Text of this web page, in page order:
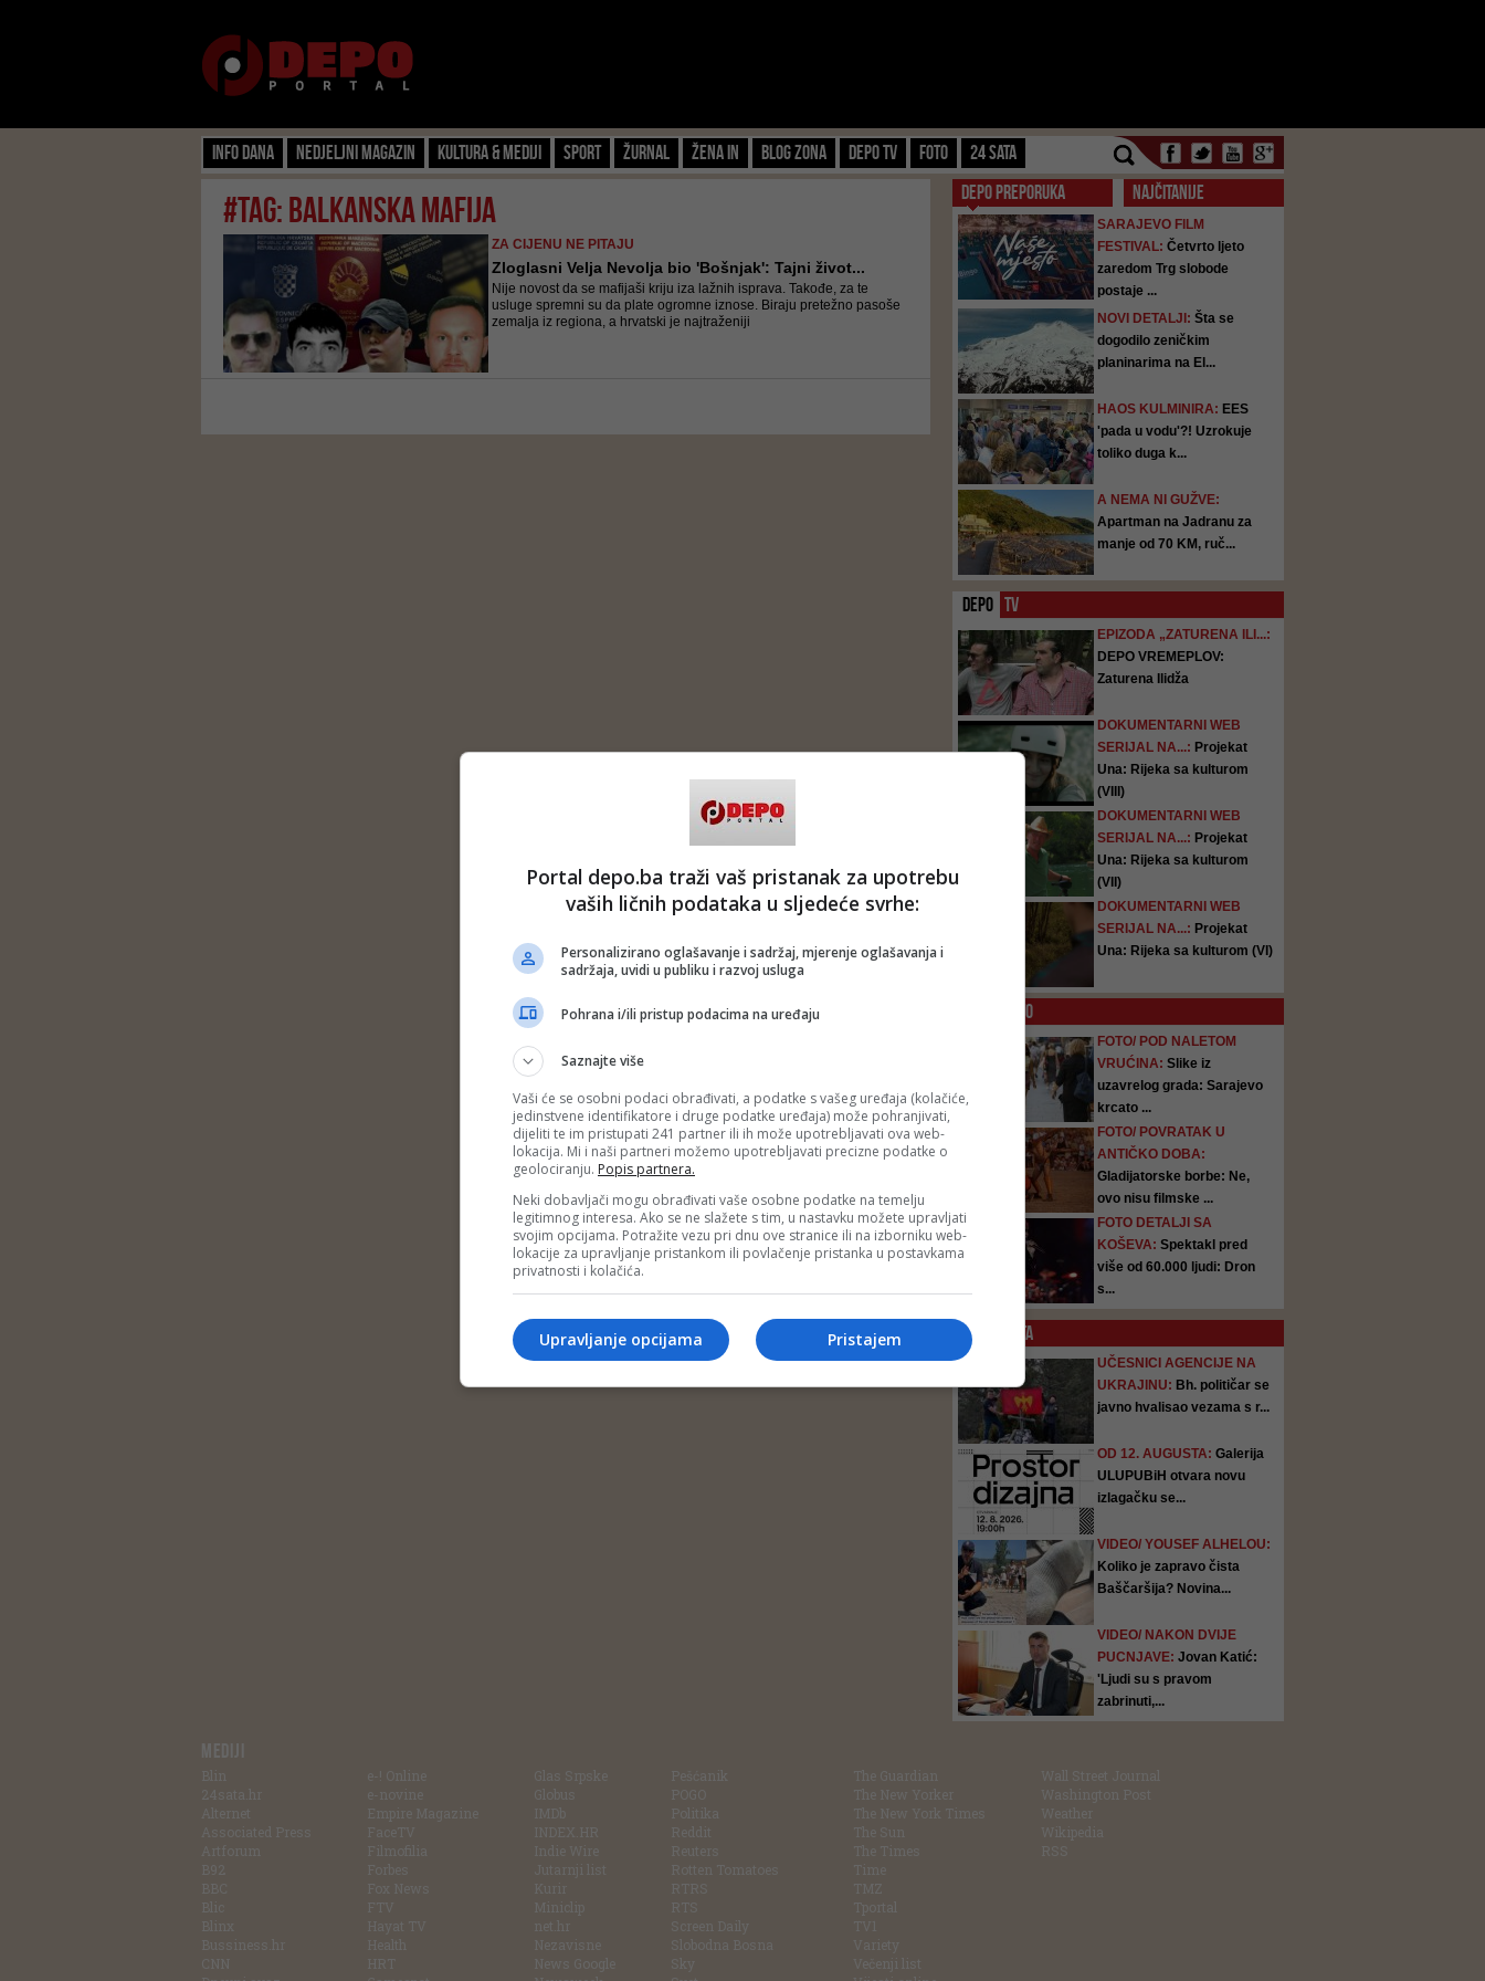
Info dana Nedjeljni magazin Kultura & Mediji Sport Žurnal Žena IN Blog zona Depo TV FOTO 24 SATA
#tag: balkanska mafija
ZA CIJENU NE PITAJU
Zloglasni Velja Nevolja bio 'Bošnjak': Tajni život...
Nije novost da se mafijaši kriju iza lažnih isprava. Takođe, za te
usluge spremni su da plate ogromne iznose. Biraju pretežno pasoše
zemalja iz regiona, a hrvatski je najtraženiji
DEPO PREPORUKA NAJČITANIJE
SARAJEVO FILM
FESTIVAL: Četvrto ljeto
zaredom Trg slobode
postaje ...
NOVI DETALJI: Šta se
dogodilo zeničkim
planinarima na El...
HAOS KULMINIRA: EES
'pada u vodu'?! Uzrokuje
toliko duga k...
A NEMA NI GUŽVE:
Apartman na Jadranu za
manje od 70 KM, ruč...
DEPO TV
EPIZODA „ZATURENA ILI...:
DEPO VREMEPLOV:
Zaturena Ilidža
DOKUMENTARNI WEB
SERIJAL NA...: Projekat
Una: Rijeka sa kulturom
(VIII)
DOKUMENTARNI WEB
SERIJAL NA...: Projekat
Una: Rijeka sa kulturom
(VII)
DOKUMENTARNI WEB
SERIJAL NA...: Projekat
Una: Rijeka sa kulturom (VI)
FOTO
FOTO/ POD NALETOM
VRUĆINA: Slike iz
uzavrelog grada: Sarajevo
krcato ...
FOTO/ POVRATAK U
ANTIČKO DOBA:
Gladijatorske borbe: Ne,
ovo nisu filmske ...
FOTO DETALJI SA
KOŠEVA: Spektakl pred
više od 60.000 ljudi: Dron
s...
24 SATA
UČESNICI AGENCIJE NA
UKRAJINU: Bh. političar se
javno hvalisao vezama s r...
OD 12. AUGUSTA: Galerija
ULUPUBiH otvara novu
izlagačku se...
VIDEO/ YOUSEF ALHELOU:
Koliko je zapravo čista
Baščaršija? Novina...
VIDEO/ NAKON DVIJE
PUCNJAVE: Jovan Katić:
'Ljudi su s pravom
zabrinuti,...
MEDIJI
Blin
24sata.hr
Alternet
Associated Press
Artforum
B92
BBC
Blic
Blinx
Bussiness.hr
CNN
e-! Online
e-novine
Empire Magazine
FaceTV
Filmofilia
Forbes
Fox News
FTV
Hayat TV
Health
HRT
Glas Srpske
Globus
IMDb
INDEX.HR
Indie Wire
Jutarnji list
Kurir
Miniclip
net.hr
Nezavisne
News Google
Pešćanik
POGO
Politika
Reddit
Reuters
Rotten Tomatoes
RTRS
RTS
Screen Daily
Slobodna Bosna
Sky
The Guardian
The New Yorker
The New York Times
The Sun
The Times
Time
TMZ
Tportal
TV1
Variety
Večenji list
Wall Street Journal
Washington Post
Weather
Wikipedia
RSS
Portal depo.ba traži vaš pristanak za upotrebu
vaših ličnih podataka u sljedeće svrhe:
Personalizirano oglašavanje i sadržaj, mjerenje oglašavanja i
sadržaja, uvidi u publiku i razvoj usluga
Pohrana i/ili pristup podacima na uređaju
Saznajte više
Vaši će se osobni podaci obrađivati, a podatke s vašeg uređaja (kolačiće,
jedinstvene identifikatore i druge podatke uređaja) može pohranjivati,
dijeliti te im pristupati 241 partner ili ih može upotrebljavati ova web-
lokacija. Mi i naši partneri možemo upotrebljavati precizne podatke o
geolociranju. Popis partnera.
Neki dobavljači mogu obrađivati vaše osobne podatke na temelju
legitimnog interesa. Ako se ne slažete s tim, u nastavku možete upravljati
svojim opcijama. Potražite vezu pri dnu ove stranice ili na izborniku web-
lokacije za upravljanje pristankom ili povlačenje pristanka u postavkama
privatnosti i kolačića.
Pristajem
Upravljanje opcijama